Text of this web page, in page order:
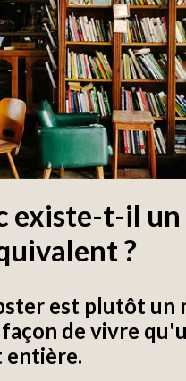
existe-t-il
?
est plutôt un
façon de vivre
entière.